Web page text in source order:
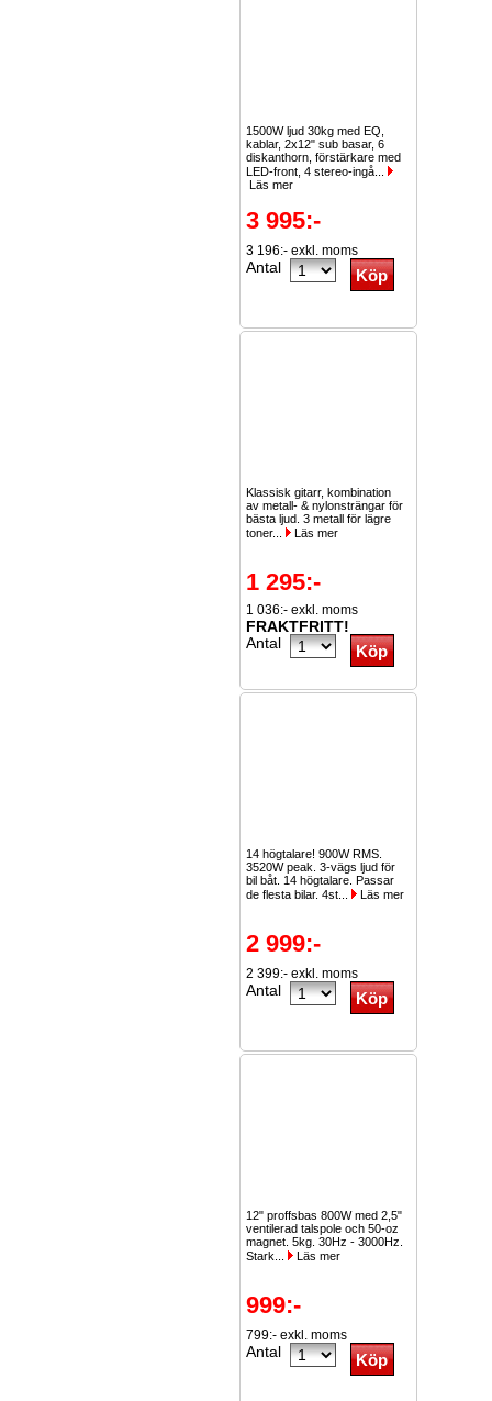
1500W ljud 30kg med EQ,
kablar, 2x12" sub basar, 6
diskanthorn, förstärkare med
LED-front, 4 stereo-ingå...
Läs mer
3 995:-
3 196:- exkl. moms
Antal
Klassisk gitarr, kombination
av metall- & nylonsträngar för
bästa ljud. 3 metall för lägre
toner...
Läs mer
1 295:-
1 036:- exkl. moms
FRAKTFRITT!
Antal
14 högtalare! 900W RMS.
3520W peak. 3-vägs ljud för
bil båt. 14 högtalare. Passar
de flesta bilar. 4st...
Läs mer
2 999:-
2 399:- exkl. moms
Antal
12" proffsbas 800W med 2,5"
ventilerad talspole och 50-oz
magnet. 5kg. 30Hz - 3000Hz.
Stark...
Läs mer
999:-
799:- exkl. moms
Antal